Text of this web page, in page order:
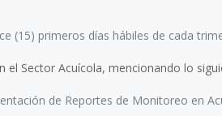
(15) primeros días hábiles de cada
Sector Acuícola, mencionando lo
de Reportes de Monitoreo en